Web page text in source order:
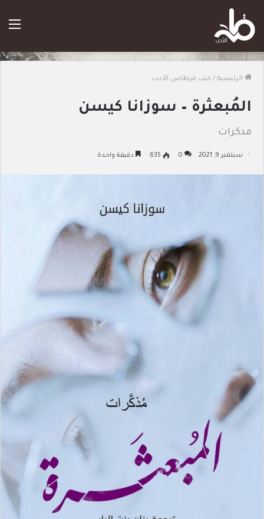
الرئيسية / كتب قرطاس الأدب
المُبعثرة – سوزانا كيسن
مذكرات
سبتمبر 9, 2021 0
635 دقيقة واحدة